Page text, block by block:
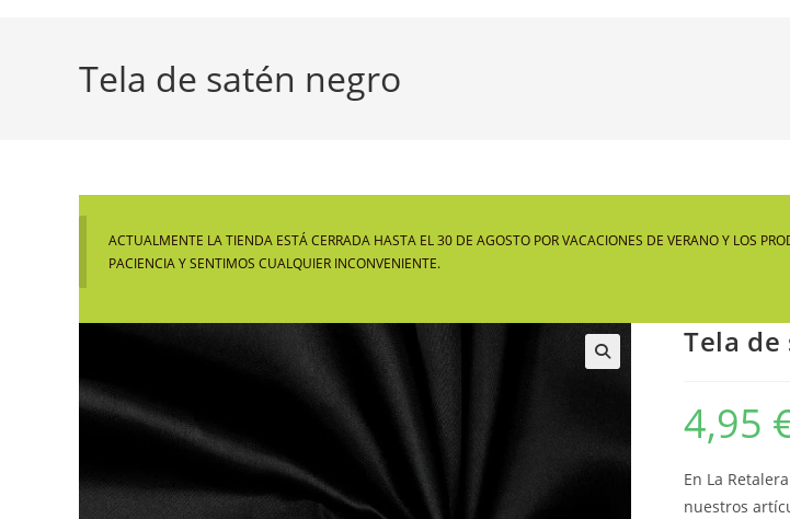
Tela de satén negro
ACTUALMENTE LA TIENDA ESTÁ CERRADA HASTA EL 30 DE AGOSTO POR VACACIONES DE VERANO Y LOS
PACIENCIA Y SENTIMOS CUALQUIER INCONVENIENTE.
Tela de
4,95
En La
nuestros